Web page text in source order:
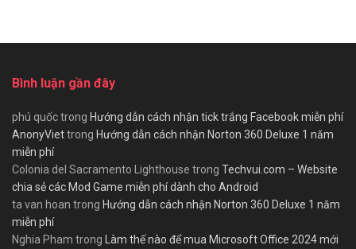
Bình luận gần đây
phú quốctrong Hướng dẫn cách nhận tick trắng Facebook miễn phí
AnonyViettrong Hướng dẫn cách nhận Norton 360 Deluxe 1 năm
miễn phí
Colonia del Sacramento Lighthouse trong Techvui.com – Website
chia sẻ các Mod Game miễn phí dành cho Android
ta van hoan trong Hướng dẫn cách nhận Norton 360 Deluxe 1 năm
miễn phí
Nghia Pham trong
Làm thế nào để mua Microsoft Office 2024 mới